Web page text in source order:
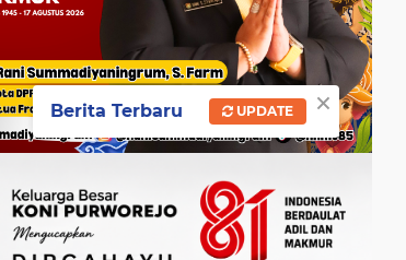
×
Berita Terbaru UPDATE